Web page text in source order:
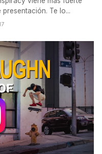
que nunca, y ROOKIE es su carta de presentación. Te lo...